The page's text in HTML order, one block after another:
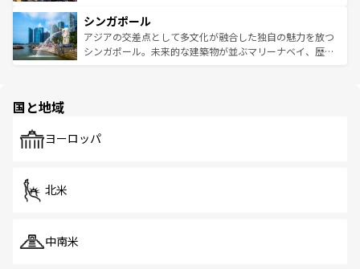
参照してほしい。
激する。気候は一年中温暖で、どの季節にも異なる楽しみ
が待っている。親しみやすいタイの人々、仏教を中心とし
た文化、そして多様な観光資源が、訪れる旅人を魅了し続
み、どこを訪れても感動するはず。観光スポットが密集し
ており、効率よく見どころを回れるのも魅力。息をのむよ
うな絶景から文化的な体験まで、香港を存分に楽しみ尽く
シンガポール
アジアの交差点として多文化が融合した独自の魅力を放つ
シンガポール。未来的な建築物が並ぶマリーナベイ、歴史
で、ホーカーズは地元の風情を楽しめる外せないスポット
国と地域
ヨーロッパ
北米
中南米